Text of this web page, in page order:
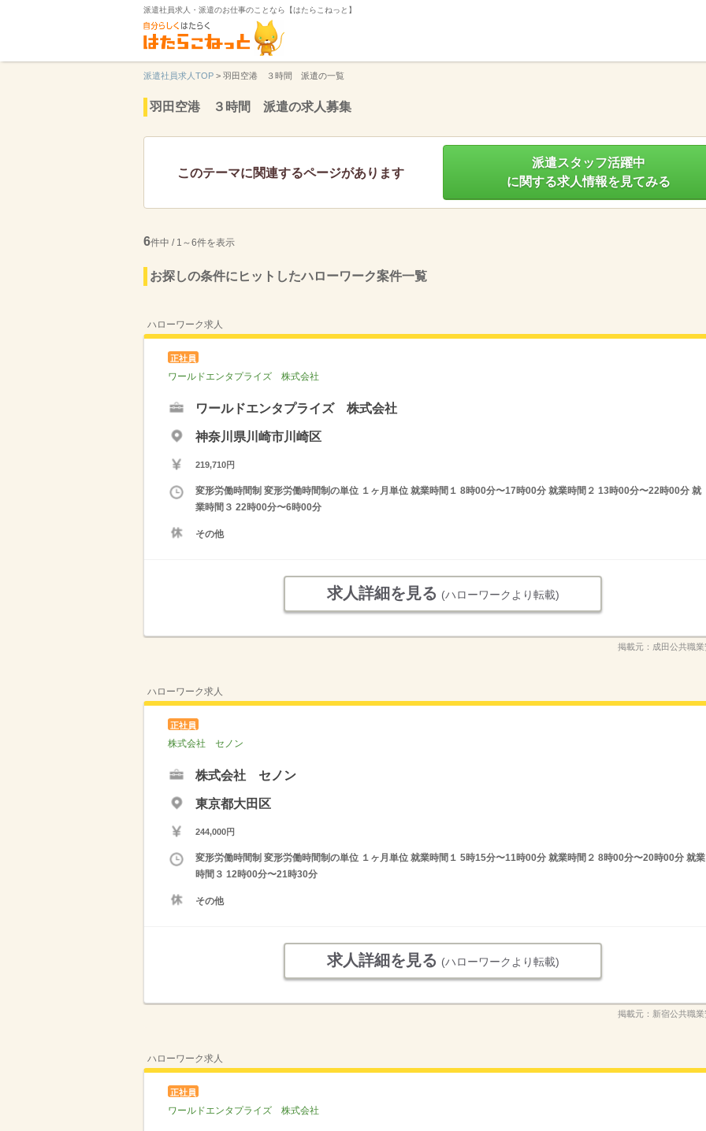
派遣社員求人・派遣のお仕事のことなら【はたらこねっと】
派遣社員求人TOP > 羽田空港 ３時間 派遣の一覧
羽田空港 ３時間 派遣の求人募集
このテーマに関連するページがあります
派遣スタッフ活躍中
に関する求人情報を見てみる
6件中 / 1～6件を表示
お探しの条件にヒットしたハローワーク案件一覧
ハローワーク求人
正社員
ワールドエンタプライズ 株式会社
ワールドエンタプライズ 株式会社
神奈川県川崎市川崎区
219,710円
変形労働時間制 変形労働時間制の単位 １ヶ月単位 就業時間１ 8時00分〜17時00分 就業時間２ 13時00分〜22時00分 就
業時間３ 22時00分〜6時00分
その他
求人詳細を見る (ハローワークより転載)
掲載元： 成田公共職
ハローワーク求人
正社員
株式会社 セノン
株式会社 セノン
東京都大田区
244,000円
変形労働時間制 変形労働時間制の単位 １ヶ月単位 就業時間１ 5時15分〜11時00分 就業時間２ 8時00分〜20時00分 就業
時間３ 12時00分〜21時30分
その他
求人詳細を見る (ハローワークより転載)
掲載元： 新宿公共職
ハローワーク求人
正社員
ワールドエンタプライズ 株式会社